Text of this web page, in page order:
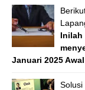
Inilah
Januari 2025
Solusi